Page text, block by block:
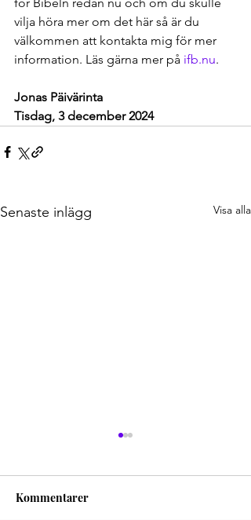
vilja höra mer om det här så är du
välkommen att kontakta mig för mer
information. Läs gärna mer på ifb.nu.
Jonas Päivärinta
Tisdag, 3 december 2024
Senaste inlägg Visa alla
Kommentarer